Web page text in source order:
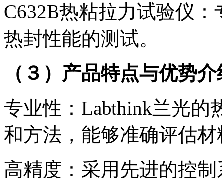
C632B热粘拉力试验仪
热封性能的测试。
（３）产品特点与优势介
专业性：Labthink兰光的
和方法，能够准确评估
高精度：采用先进的控